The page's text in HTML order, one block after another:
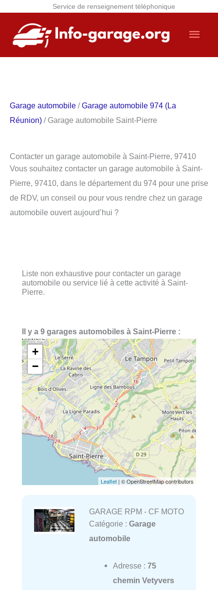
Service de renseignement téléphonique
contenu
Garage automobile /Garage automobile 974 (La
Réunion) / Garage automobile Saint-Pierre
Contacter un garage automobile à Saint-Pierre, 97410
Vous souhaitez contacter un garage automobile à Saint-
Pierre, 97410, dans le département du 974 pour une prise
de RDV, un conseil ou pour vous rendre chez un garage
automobile ouvert aujourd’hui ?
Liste non exhaustive pour contacter un garage
automobile ou service lié à cette activité à Saint-
Pierre.
Il y a 9 garages automobiles à Saint-Pierre :
+
−
Leaflet | © OpenStreetMap contributors
GARAGE RPM - CF MOTO
Catégorie : Garage
automobile
Adresse : 75
chemin Vetyvers